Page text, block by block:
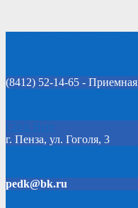
(8412) 52-14-65 - Приемная
Click Here
г. Пенза, ул. Гоголя, 3
pedk@bk.ru